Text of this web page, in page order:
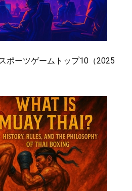
ポーツゲームトップ10（2025